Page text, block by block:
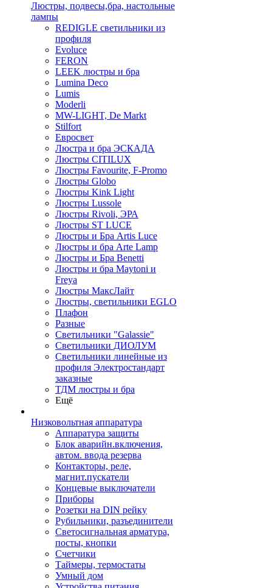
Люстры, подвесы,бра, настольные
лампы
REDIGLE светильники из
профиля
Evoluce
FERON
LEEK люстры и бра
Lumina Deco
Lumis
Moderli
MW-LIGHT, De Markt
Stilfort
Евросвет
Люстра и бра ЭСКАДА
Люстры CITILUX
Люстры Favourite, F-Promo
Люстры Globo
Люстры Kink Light
Люстры Lussole
Люстры Rivoli, ЭРА
Люстры ST LUCE
Люстры и Бра Artis Luce
Люстры и бра Arte Lamp
Люстры и Бра Benetti
Люстры и бра Maytoni и
Freya
Люстры МаксЛайт
Люстры, светильники EGLO
Плафон
Разные
Светильники "Galassie"
Светильники ДИОЛУМ
Светильники линейные из
профиля Электростандарт
заказные
ТДМ люстры и бра
Ещё
Низковольтная аппаратура
Аппаратура защиты
Блок аварийн.включения,
автом. ввода резерва
Контакторы, реле,
магнит.пускатели
Концевые выключатели
Приборы
Розетки на DIN рейку
Рубильники, разъединители
Светосигнальная арматура,
посты, кнопки
Счетчики
Таймеры, термостаты
Умный дом